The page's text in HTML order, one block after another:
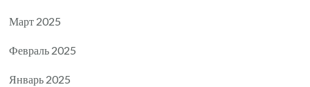
Март 2025
Февраль 2025
Январь 2025